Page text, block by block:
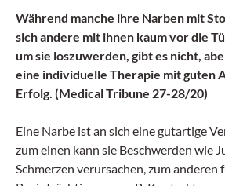
Während manche ihre Narben mit
sich andere mit ihnen kaum vor die
um sie loszuwerden, gibt es nicht,
eine individuelle Therapie mit guten
Erfolg. (Medical Tribune 27-28/20)
Eine Narbe ist an sich eine gutartige
zum einen kann sie Beschwerden wie
Schmerzen verursachen, zum